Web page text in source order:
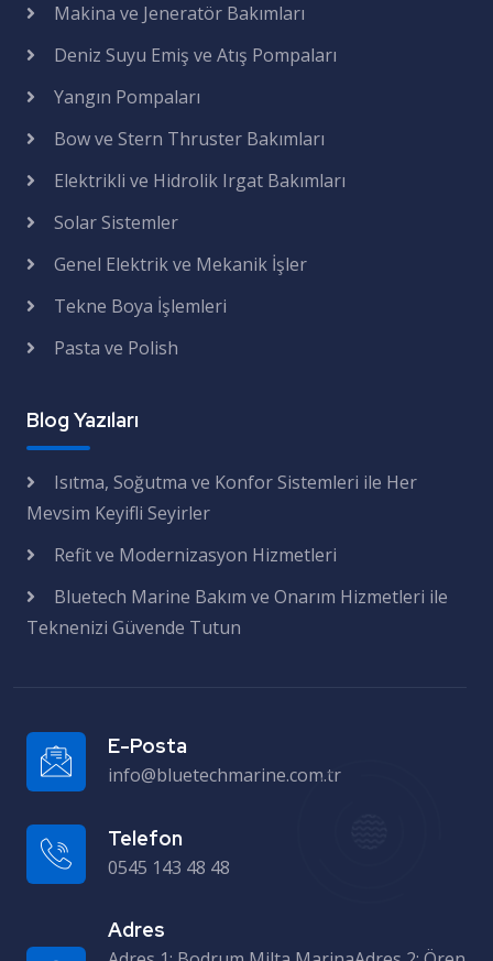
Makina ve Jeneratör Bakımları
Deniz Suyu Emiş ve Atış Pompaları
Yangın Pompaları
Bow ve Stern Thruster Bakımları
Elektrikli ve Hidrolik Irgat Bakımları
Solar Sistemler
Genel Elektrik ve Mekanik İşler
Tekne Boya İşlemleri
Pasta ve Polish
Blog Yazıları
Isıtma, Soğutma ve Konfor Sistemleri ile Her
Mevsim Keyifli Seyirler
Refit ve Modernizasyon Hizmetleri
Bluetech Marine Bakım ve Onarım Hizmetleri ile
Teknenizi Güvende Tutun
E-Posta
info@bluetechmarine.com.tr
Telefon
0545 143 48 48
Adres